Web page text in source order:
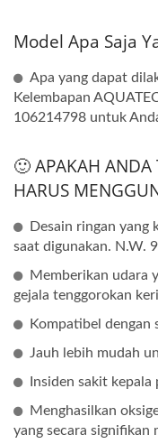
Model Apa Saja
Apa yang dapat
Kelembapan
106214798 untuk
🙂 APAKAH
HARUS
Desain ringan yang
saat digunakan. N.W.
Memberikan udara
gejala tenggorokan
Kompatibel dengan
Jauh lebih mudah
Insiden sakit
Menghasilkan
yang secara signifikan